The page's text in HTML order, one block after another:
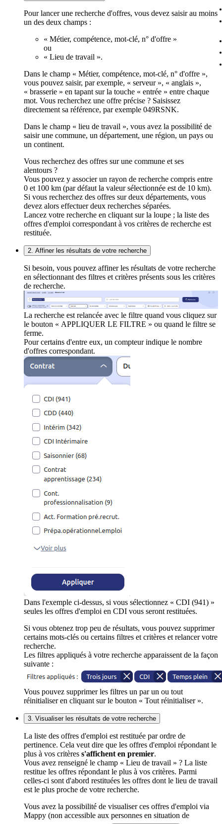
Pour lancer une recherche d'offres, vous devez saisir au moins
un des deux champs :
« Métier, compétence, mot-clé, n° d'offre »
ou
« Lieu de travail ».
Dans le champ « Métier, compétence, mot-clé, n° d'offre »,
vous pouvez saisir, par exemple, « serveur », « anglais »,
« brasserie » en tapant sur la touche « entrée » entre chaque
mot. Vous recherchez une offre précise ? Saisissez
directement sa référence, par exemple 049RSNK.
Dans le champ « lieu de travail », vous avez la possibilité de
saisir une commune, un département, une région, un pays ou
un continent.
Vous recherchez des offres sur une commune et ses
alentours ?
Vous pouvez y associer un rayon de recherche compris entre
0 et 100 km (par défaut la valeur sélectionnée est de 10 km).
Si vous recherchez des offres sur deux départements, vous
devez alors effectuer deux recherches séparées.
Lancez votre recherche en cliquant sur la loupe ; la liste des
offres d'emploi correspondant à vos critères de recherche est
restituée.
2. Affiner les résultats de votre recherche
Si besoin, vous pouvez affiner les résultats de votre recherche
en sélectionnant des filtres et critères présents sous les critères
de recherche.
La recherche est relancée avec le filtre quand vous cliquez sur
le bouton « APPLIQUER LE FILTRE » ou quand le filtre se
ferme.
Pour certains d'entre eux, un compteur indique le nombre
d'offres correspondant.
Dans l'exemple ci-dessus, si vous sélectionnez « CDI (941) »
seules les offres d'emploi en CDI vous seront restituées.
Si vous obtenez trop peu de résultats, vous pouvez supprimer
certains mots-clés ou certains filtres et critères et relancer votre
recherche.
Les filtres appliqués à votre recherche apparaissent de la façon
suivante :
Vous pouvez supprimer les filtres un par un ou tout
réinitialiser en cliquant sur le bouton « Tout réinitialiser ».
3. Visualiser les résultats de votre recherche
La liste des offres d'emploi est restituée par ordre de
pertinence. Cela veut dire que les offres d'emploi répondant le
plus à vos critères s'affichent en premier.
Vous avez renseigné le champ « Lieu de travail » ? La liste
restitue les offres répondant le plus à vos critères. Parmi
celles-ci sont d'abord restituées les offres dont le lieu de travail
est le plus proche de votre recherche.
Vous avez la possibilité de visualiser ces offres d'emploi via
Mappy (non accessible aux personnes en situation de